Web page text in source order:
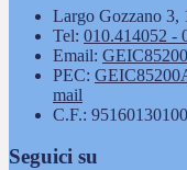
Largo Gozzano 3,
Tel: 010.414052 -
Email:
PEC:
mail
C.F.: 95160130100
Seguici su